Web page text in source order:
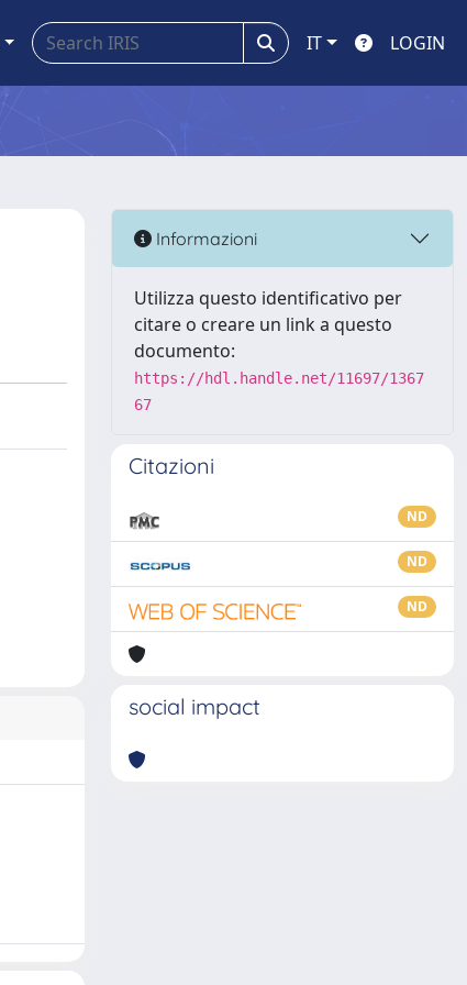
IT LOGIN
Informazioni
Utilizza questo identificativo per
citare o creare un link a questo
documento:
https://hdl.handle.net/11697/1367
67
Citazioni
ND
ND
ND
social impact